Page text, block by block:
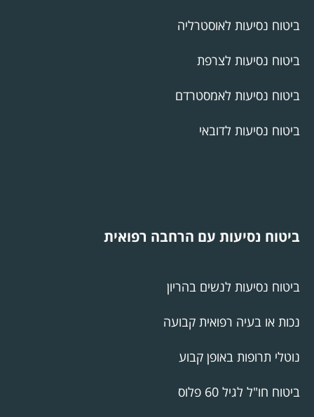
ביטוח נסיעות לאוסטרליה
ביטוח נסיעות לצרפת
ביטוח נסיעות לאמסטרדם
ביטוח נסיעות לדובאי
ביטוח נסיעות עם הרחבה רפואית
ביטוח נסיעות לנשים בהריון
נכות או בעיה רפואית קבועה
נוטלי תרופות באופן קבוע
ביטוח חו"ל לגיל 60 פלוס